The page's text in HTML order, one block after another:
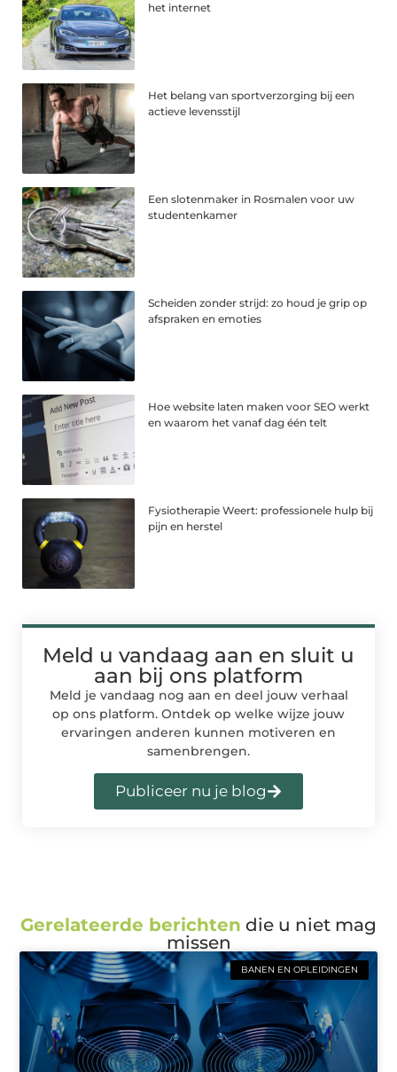
het internet
Het belang van sportverzorging bij een
actieve levensstijl
Een slotenmaker in Rosmalen voor uw
studentenkamer
Scheiden zonder strijd: zo houd je grip op
afspraken en emoties
Hoe website laten maken voor SEO werkt
en waarom het vanaf dag één telt
Fysiotherapie Weert: professionele hulp bij
pijn en herstel
Meld u vandaag aan en sluit u
aan bij ons platform
Meld je vandaag nog aan en deel jouw verhaal
op ons platform. Ontdek op welke wijze jouw
ervaringen anderen kunnen motiveren en
samenbrengen.
Publiceer nu je blog
Gerelateerde berichten die u niet mag
missen
BANEN EN OPLEIDINGEN